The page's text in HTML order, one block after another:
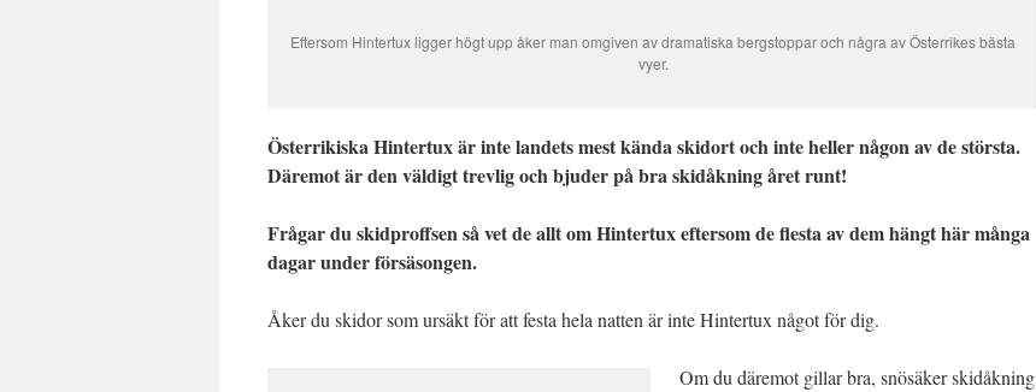
Eftersom Hintertux ligger högt upp åker man omgiven av dramatiska bergstoppar och några av Österrikes bästa
vyer.
Österrikiska Hintertux är inte landets mest kända skidort och inte heller någon av de största.
Däremot är den väldigt trevlig och bjuder på bra skidåkning året runt!
Frågar du skidproffsen så vet de allt om Hintertux eftersom de flesta av dem hängt här många
dagar under försäsongen.
Åker du skidor som ursäkt för att festa hela natten är inte Hintertux något för dig.
Om du däremot gillar bra, snösäker skidåkning